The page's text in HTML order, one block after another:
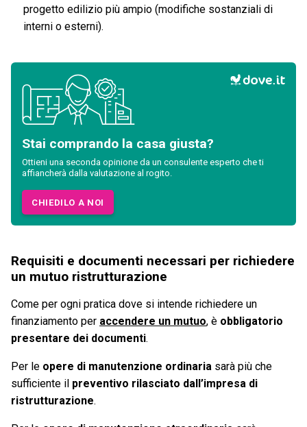
progetto edilizio più ampio (modifiche sostanziali di
interni o esterni).
Stai comprando la casa giusta?
Ottieni una seconda opinione da un consulente esperto che ti
affiancherà dalla valutazione al rogito.
CHIEDILO A NOI
Requisiti e documenti necessari per richiedere
un mutuo ristrutturazione
Come per ogni pratica dove si intende richiedere un
finanziamento per accendere un mutuo, è obbligatorio
presentare dei documenti.
Per le opere di manutenzione ordinaria sarà più che
sufficiente il preventivo rilasciato dall’impresa di
ristrutturazione.